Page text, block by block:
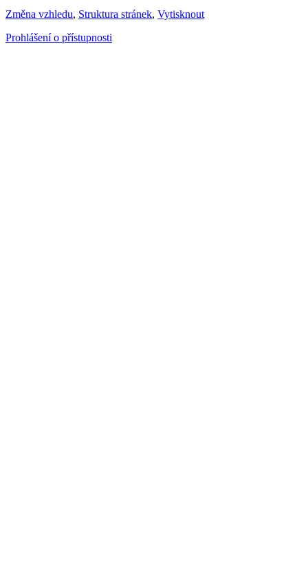
Změna vzhledu, Struktura stránek, Vytisknout
Prohlášení o přístupnosti